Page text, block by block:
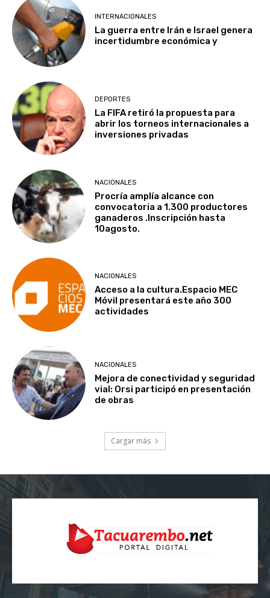
INTERNACIONALES
La guerra entre Irán e Israel genera
incertidumbre económica y
DEPORTES
La FIFA retiró la propuesta para
abrir los torneos internacionales a
inversiones privadas
NACIONALES
Procría amplía alcance con
convocatoria a 1.300 productores
ganaderos .Inscripción hasta
10agosto.
NACIONALES
Acceso a la cultura.Espacio MEC
Móvil presentará este año 300
actividades
NACIONALES
Mejora de conectividad y seguridad
vial: Orsi participó en presentación
de obras
Cargar más